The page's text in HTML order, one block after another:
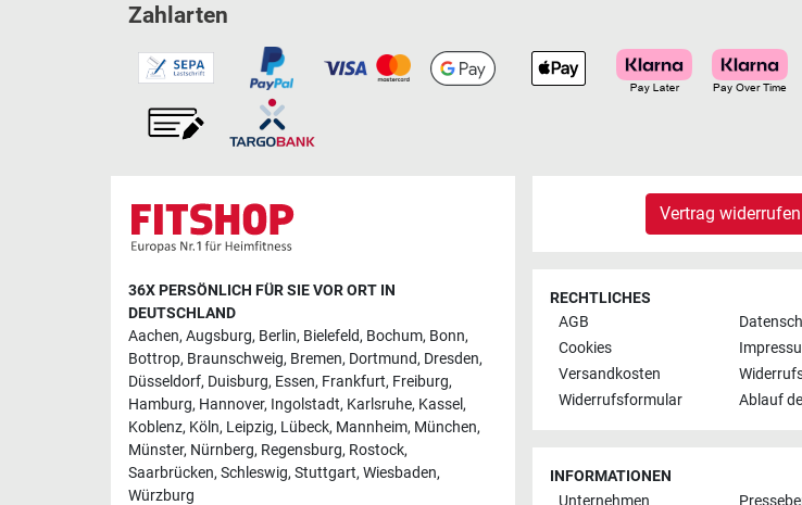
Zahlarten
36X PERSÖNLICH FÜR SIE VOR ORT IN
DEUTSCHLAND
Aachen, Augsburg, Berlin, Bielefeld, Bochum, Bonn,
Bottrop, Braunschweig, Bremen, Dortmund, Dresden,
Düsseldorf, Duisburg, Essen, Frankfurt, Freiburg,
Hamburg, Hannover, Ingolstadt, Karlsruhe, Kassel,
Koblenz, Köln, Leipzig, Lübeck, Mannheim, München,
Münster, Nürnberg, Regensburg, Rostock,
Saarbrücken, Schleswig, Stuttgart, Wiesbaden,
Würzburg
Vertrag widerrufen
RECHTLICHES
AGB
Cookies
Versandkosten
Widerrufsformular
Ablauf
INFORMATIONEN
Unternehmen